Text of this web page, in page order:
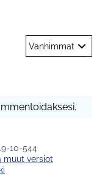
Vanhimmat
10-544
muut versiot